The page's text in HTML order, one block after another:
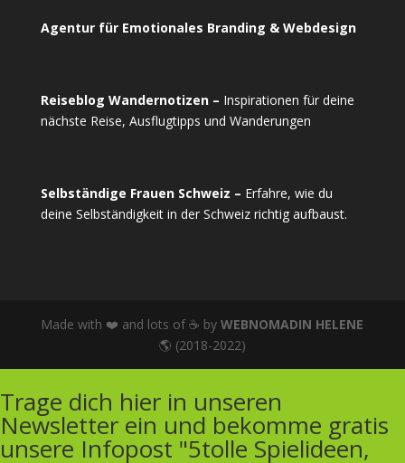
Agentur für Emotionales Branding & Webdesign
Reiseblog Wandernotizen – Inspirationen für deine
nächste Reise, Ausflugtipps und Wanderungen
Selbständige Frauen Schweiz – Erfahre, wie du
deine Selbständigkeit in der Schweiz richtig aufbaust.
Made with ❤️ and lots of ☕ byWEBNOMADIN HELENE
🌎 (2018-2022)
Trage dich hier in unseren
Newsletter ein und bekomme gratis
unsere Infopost "5tolle Spielideen,